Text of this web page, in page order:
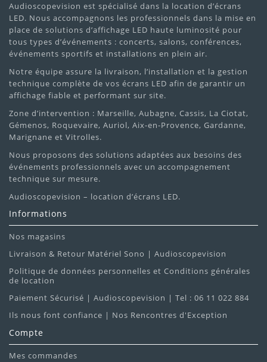
Livraison et assistance technique possibles sur
demande
Audioscopevision est spécialisé dans la location d’écrans
LED. Nous accompagnons les professionnels dans la mise en
place de solutions d’affichage LED haute luminosité pour
tous types d’événements : concerts, salons, conférences,
événements sportifs et installations en plein air.
Notre équipe assure la livraison, l’installation et la gestion
technique complète de vos écrans LED afin de garantir un
affichage fiable et performant sur site.
Zone d’intervention : Marseille, Aubagne, Cassis, La Ciotat,
Gémenos, Roquevaire, Auriol, Aix-en-Provence, Gardanne,
Marignane et Vitrolles.
Nous proposons des solutions adaptées aux besoins des
événements professionnels avec un accompagnement
technique sur mesure.
Audioscopevision – location d’écrans LED.
Informations
Nos magasins
Livraison & Retour Matériel Sono | Audioscopevision
Politique de données personnelles et Conditions générales
de location
Paiement Sécurisé | Audioscopevision | Tel : 06 11 022 884
Ils nous font confiance | Nos Rencontres d'Exception
Compte
Mes commandes